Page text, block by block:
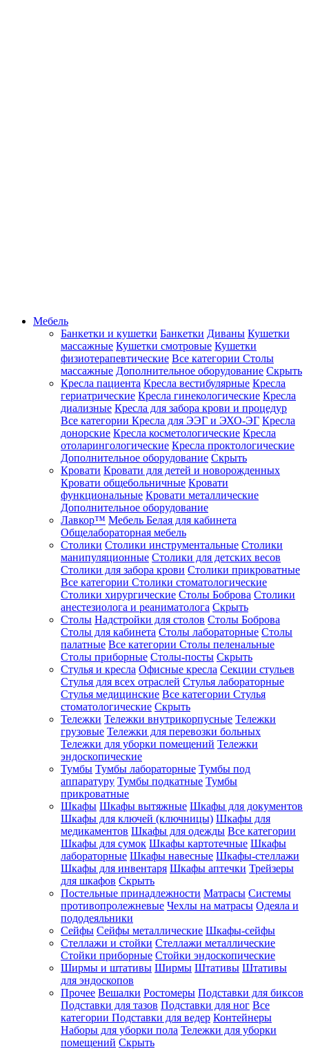
Мебель
Банкетки и кушетки Банкетки Диваны Кушетки
массажные Кушетки смотровые Кушетки
физиотерапевтические Все категории Столы
массажные Дополнительное оборудование Скрыть
Кресла пациента Кресла вестибулярные Кресла
гериатрические Кресла гинекологические Кресла
диализные Кресла для забора крови и процедур
Все категории Кресла для ЭЭГ и ЭХО-ЭГ Кресла
донорские Кресла косметологические Кресла
отоларингологические Кресла проктологические
Дополнительное оборудование Скрыть
Кровати Кровати для детей и новорожденных
Кровати общебольничные Кровати
функциональные Кровати металлические
Дополнительное оборудование
Лавкор™ Мебель Белая для кабинета
Общелабораторная мебель
Столики Столики инструментальные Столики
манипуляционные Столики для детских весов
Столики для забора крови Столики прикроватные
Все категории Столики стоматологические
Столики хирургические Столы Боброва Столики
анестезиолога и реаниматолога Скрыть
Столы Надстройки для столов Столы Боброва
Столы для кабинета Столы лабораторные Столы
палатные Все категории Столы пеленальные
Столы приборные Столы-посты Скрыть
Стулья и кресла Офисные кресла Секции стульев
Стулья для всех отраслей Стулья лабораторные
Стулья медицинские Все категории Стулья
стоматологические Скрыть
Тележки Тележки внутрикорпусные Тележки
грузовые Тележки для перевозки больных
Тележки для уборки помещений Тележки
эндоскопические
Тумбы Тумбы лабораторные Тумбы под
аппаратуру Тумбы подкатные Тумбы
прикроватные
Шкафы Шкафы вытяжные Шкафы для документов
Шкафы для ключей (ключницы) Шкафы для
медикаментов Шкафы для одежды Все категории
Шкафы для сумок Шкафы картотечные Шкафы
лабораторные Шкафы навесные Шкафы-стеллажи
Шкафы для инвентаря Шкафы аптечки Трейзеры
для шкафов Скрыть
Постельные принадлежности Матрасы Системы
противопролежневые Чехлы на матрасы Одеяла и
пододеяльники
Сейфы Сейфы металлические Шкафы-сейфы
Стеллажи и стойки Стеллажи металлические
Стойки приборные Стойки эндоскопические
Ширмы и штативы Ширмы Штативы Штативы
для эндоскопов
Прочее Вешалки Ростомеры Подставки для биксов
Подставки для тазов Подставки для ног Все
категории Подставки для ведер Контейнеры
Наборы для уборки пола Тележки для уборки
помещений Скрыть